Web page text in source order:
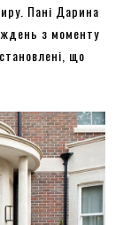
Пані Дарина
з моменту
що